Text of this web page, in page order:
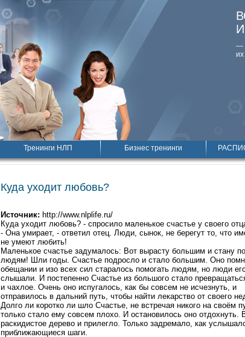
—
их
Тренинги НЛП Бизнес тренинги
Куда уходит любовь?
Источник: http://www.nlplife.ru/
Куда уходит любовь? - спросило маленькое счастье у своего
- Она умирает, - ответил отец. Люди, сынок, не берегут то, что
не умеют любить!
Маленькое счастье задумалось: Вот вырасту большим и стану
людям! Шли годы. Счастье подросло и стало большим. Оно
обещании и изо всех сил старалось помогать людям, но люди
слышали. И постепенно Счастье из большого стало
и чахлое. Очень оно испугалось, как бы совсем не исчезнуть, и
отправилось в дальний путь, чтобы найти лекарство от своего
Долго ли коротко ли шло Счастье, не встречая никого на своём
только стало ему совсем плохо. И остановилось оно отдохнуть.
раскидистое дерево и прилегло. Только задремало, как
приближающиеся шаги.